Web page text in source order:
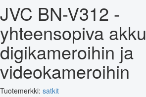
JVC BN-V312 -
yhteensopiva akku
digikameroihin ja
videokameroihin
Tuotemerkki: satkit